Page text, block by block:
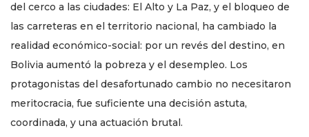
del cerco a las ciudades: El Alto y La Paz, y el bloqueo de
las carreteras en el territorio nacional, ha cambiado la
realidad económico-social: por un revés del destino, en
Bolivia aumentó la pobreza y el desempleo. Los
protagonistas del desafortunado cambio no necesitaron
meritocracia, fue suficiente una decisión astuta,
coordinada, y una actuación brutal.